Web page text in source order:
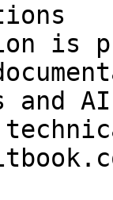
is
and